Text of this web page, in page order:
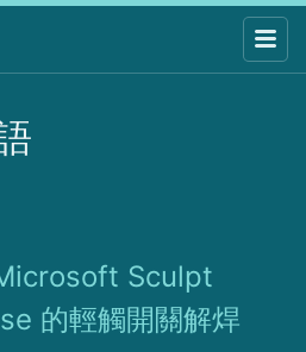
Sculpt
的輕觸開關解焊